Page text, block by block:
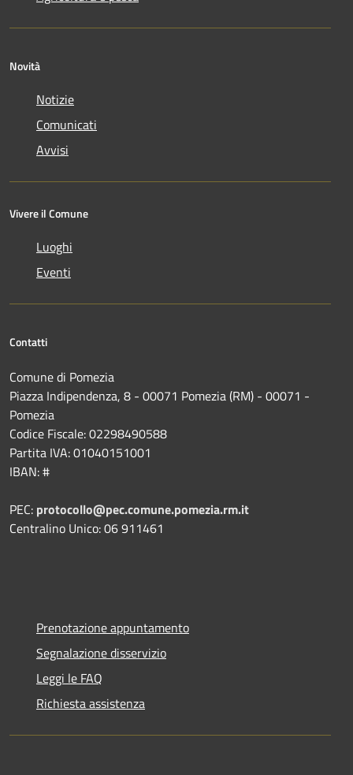
Novità
Notizie
Comunicati
Avvisi
Vivere il Comune
Luoghi
Eventi
Contatti
Comune di Pomezia
Piazza Indipendenza, 8 - 00071 Pomezia (RM) - 00071 -
Pomezia
Codice Fiscale: 02298490588
Partita IVA: 01040151001
IBAN: #
PEC: protocollo@pec.comune.pomezia.rm.it
Centralino Unico: 06 911461
Prenotazione appuntamento
Segnalazione disservizio
Leggi le FAQ
Richiesta assistenza